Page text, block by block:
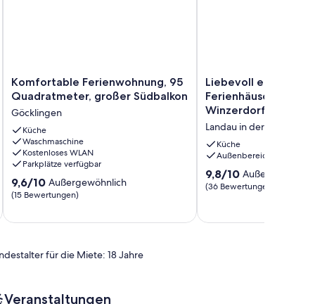
Komfortable
Ferienwohnung,
Quadratmeter,
großer
Südbalkon
Göcklingen
Komfortable Ferienwohnung, 95
Quadratmeter, großer Südbalkon
Göcklingen
Küche
Waschmaschine
Kostenloses WLAN
Parkplätze verfügbar
9.6
von
Außergewöhnlich,
9,6/10 Außergewöhnlich
(15 Bewertungen)
Liebevoll
eingerichtetes
Ferienhäuschen
kleinen
Winzerdorf
Landau
in
der
Pfalz
Liebevoll
Ferienhäuschen im
Winzerdorf
Landau in der Pfalz
Küche
Außenbereich
9.8
von
(36
9,8/10
(36 Bewertungen)
für die Miete: 18 Jahre
Veranstaltungen